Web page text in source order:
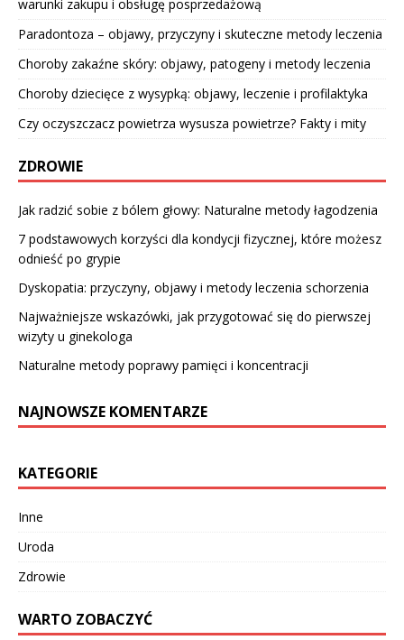
warunki zakupu i obsługę posprzedażową
Paradontoza – objawy, przyczyny i skuteczne metody leczenia
Choroby zakaźne skóry: objawy, patogeny i metody leczenia
Choroby dziecięce z wysypką: objawy, leczenie i profilaktyka
Czy oczyszczacz powietrza wysusza powietrze? Fakty i mity
ZDROWIE
Jak radzić sobie z bólem głowy: Naturalne metody łagodzenia
7 podstawowych korzyści dla kondycji fizycznej, które możesz
odnieść po grypie
Dyskopatia: przyczyny, objawy i metody leczenia schorzenia
Najważniejsze wskazówki, jak przygotować się do pierwszej
wizyty u ginekologa
Naturalne metody poprawy pamięci i koncentracji
NAJNOWSZE KOMENTARZE
KATEGORIE
Inne
Uroda
Zdrowie
WARTO ZOBACZYĆ